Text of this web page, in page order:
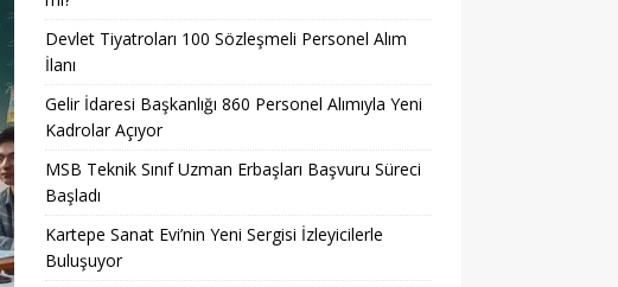
Devlet Tiyatroları 100 Sözleşmeli Personel Alım
İlanı
Gelir İdaresi Başkanlığı 860 Personel Alımıyla Yeni
Kadrolar Açıyor
MSB Teknik Sınıf Uzman Erbaşları Başvuru Süreci
Başladı
Kartepe Sanat Evi’nin Yeni Sergisi İzleyicilerle
Buluşuyor